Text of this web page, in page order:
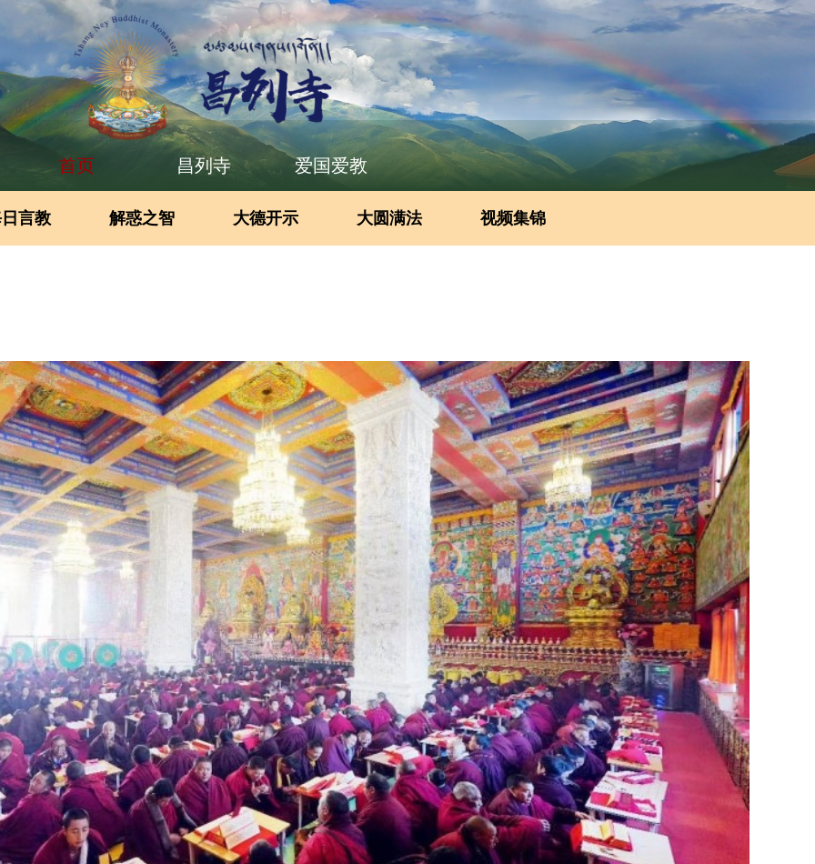
首页 昌列寺 爱国爱教
言教 解惑之智 大德开示 大圆满法 视频集锦